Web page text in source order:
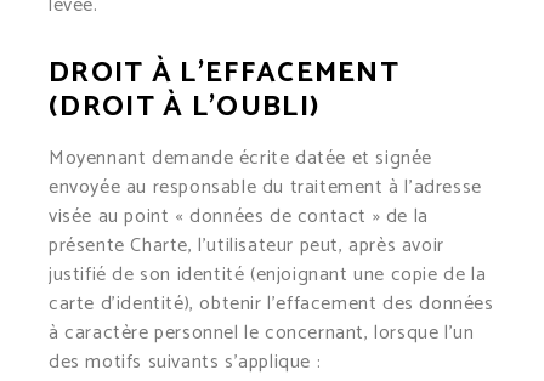
DROIT À L’EFFACEMENT
(DROIT À L’OUBLI)
Moyennant demande écrite datée et signée
envoyée au responsable du traitement à l’adresse
visée au point « données de contact » de la
présente Charte, l’utilisateur peut, après avoir
justifié de son identité (enjoignant une copie de la
carte d’identité), obtenir l’effacement des données
à caractère personnel le concernant, lorsque l’un
des motifs suivants s’applique :